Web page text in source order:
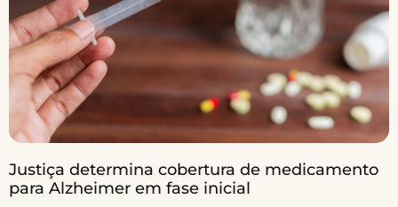
Justiça determina cobertura de medicamento
para Alzheimer em fase inicial